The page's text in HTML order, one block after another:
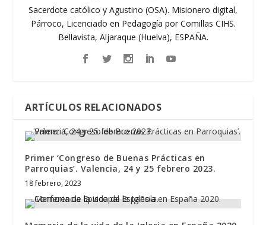
Sacerdote católico y Agustino (OSA). Misionero digital,
Párroco, Licenciado en Pedagogía por Comillas CIHS.
Bellavista, Aljaraque (Huelva), ESPAÑA.
ARTÍCULOS RELACIONADOS
Primer ‘Congreso de Buenas Prácticas en
Parroquias’. Valencia, 24 y 25 febrero 2023.
18 febrero, 2023